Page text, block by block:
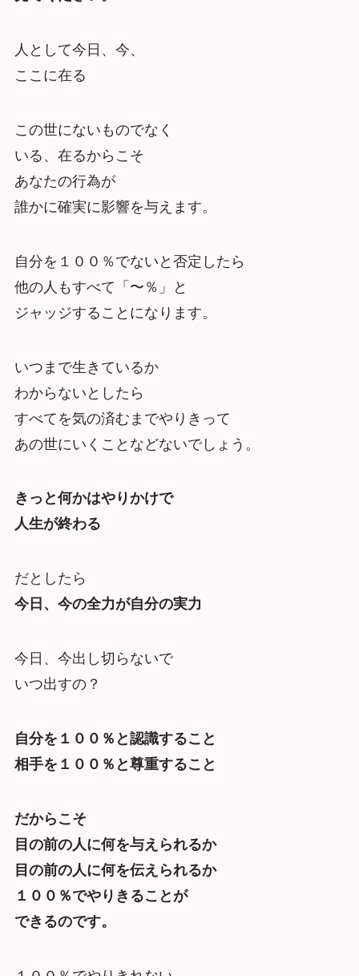
人として今日、今、
ここに在る
この世にないものでなく
いる、在るからこそ
あなたの行為が
誰かに確実に影響を与えます。
自分を１００％でないと否定したら
他の人もすべて「〜％」と
ジャッジすることになります。
いつまで生きているか
わからないとしたら
すべてを気の済むまでやりきって
あの世にいくことなどないでしょう。
きっと何かはやりかけで
人生が終わる
だとしたら
今日、今の全力が自分の実力
今日、今出し切らないで
いつ出すの？
自分を１００％と認識すること
相手を１００％と尊重すること
だからこそ
目の前の人に何を与えられるか
目の前の人に何を伝えられるか
１００％でやりきることが
できるのです。